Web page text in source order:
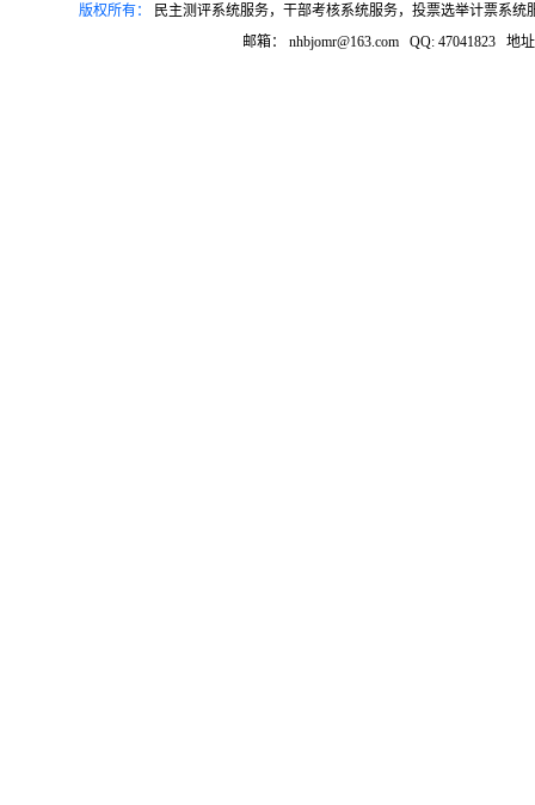
版权所有：
民主测评系统服务，干部考核系统服务，投票选举计票系
邮箱： nhbjomr@163.com QQ: 47041823 地